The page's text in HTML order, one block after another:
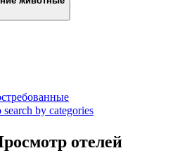
by categories
отелей